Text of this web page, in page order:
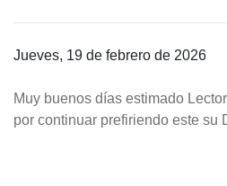
Jueves, 19 de febrero de 2026
Muy buenos días estimado
por continuar prefiriendo este su